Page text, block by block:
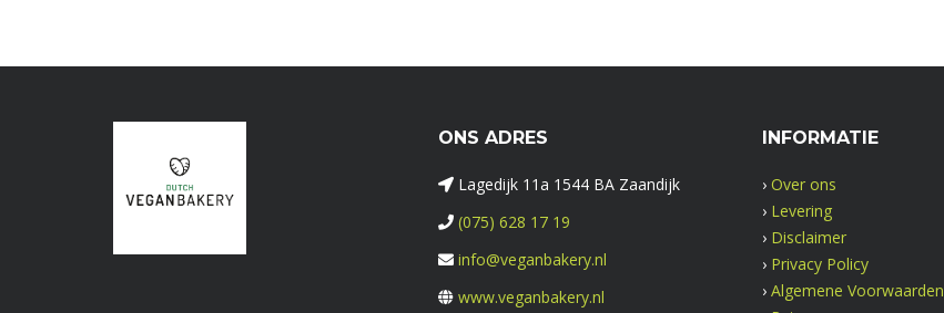
ONS ADRES
Lagedijk 11a 1544 BA Zaandijk
(075) 628 17 19
info@veganbakery.nl
www.veganbakery.nl
INFORMATIE
› Over ons
› Levering
› Disclaimer
› Privacy Policy
› Algemene Voorwaarden